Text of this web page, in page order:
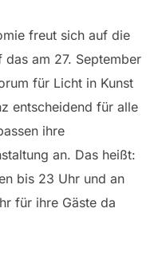
freut sich auf die
das am 27. September
für Licht in Kunst
entscheidend für alle
ihre
an. Das heißt:
bis 23 Uhr und an
für ihre Gäste da